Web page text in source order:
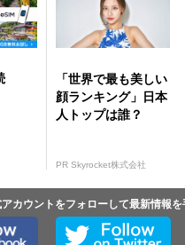
「世界で最も美しい
顔ランキング」日本
人トップは誰？
PR Skyrocket株式会社
カウントをフォローして最新情報を